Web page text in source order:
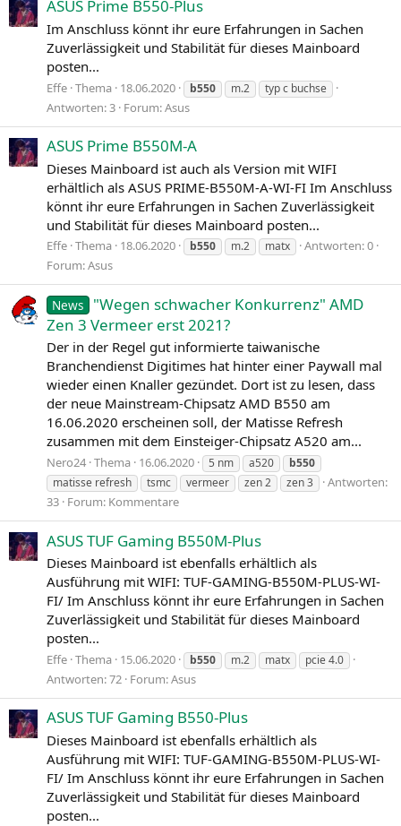
ASUS Prime B550-Plus
Im Anschluss könnt ihr eure Erfahrungen in Sachen
Zuverlässigkeit und Stabilität für dieses Mainboard
posten...
Effe Thema 18.06.2020 b550 m.2 typ c buchse
Antworten: 3 Forum:Asus
ASUS Prime B550M-A
Dieses Mainboard ist auch als Version mit WIFI
erhältlich als ASUS PRIME-B550M-A-WI-FI Im Anschluss
könnt ihr eure Erfahrungen in Sachen Zuverlässigkeit
und Stabilität für dieses Mainboard posten...
Effe Thema 18.06.2020 b550 m.2 matx
Antworten: 0
Forum:Asus
News
"Wegen schwacher Konkurrenz" AMD
Zen 3 Vermeer erst 2021?
Der in der Regel gut informierte taiwanische
Branchendienst Digitimes hat hinter einer Paywall mal
wieder einen Knaller gezündet. Dort ist zu lesen, dass
der neue Mainstream-Chipsatz AMD B550 am
16.06.2020 erscheinen soll, der Matisse Refresh
zusammen mit dem Einsteiger-Chipsatz A520 am...
Nero24 Thema 16.06.2020 5 nm a520
b550
matisse refresh
tsmc vermeer zen 2 zen 3
Antworten:
33 Forum: Kommentare
ASUS TUF Gaming B550M-Plus
Dieses Mainboard ist ebenfalls erhältlich als
Ausführung mit WIFI: TUF-GAMING-B550M-PLUS-WI-
FI/ Im Anschluss könnt ihr eure Erfahrungen in Sachen
Zuverlässigkeit und Stabilität für dieses Mainboard
posten...
Effe Thema 15.06.2020 b550 m.2 matx pcie 4.0
Antworten: 72 Forum:Asus
ASUS TUF Gaming B550-Plus
Dieses Mainboard ist ebenfalls erhältlich als
Ausführung mit WIFI: TUF-GAMING-B550M-PLUS-WI-
FI/ Im Anschluss könnt ihr eure Erfahrungen in Sachen
Zuverlässigkeit und Stabilität für dieses Mainboard
posten...